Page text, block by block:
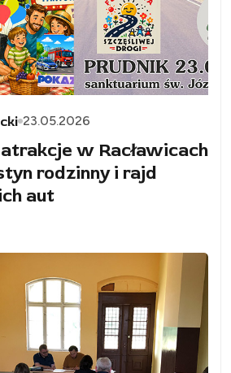
23.05.2026
w Racławicach
rodzinny i rajd
aut